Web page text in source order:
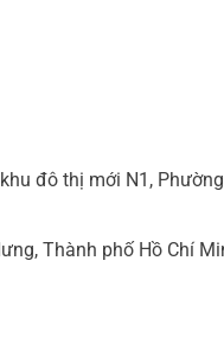
đô thị mới N1,
Thành phố Hồ Chí